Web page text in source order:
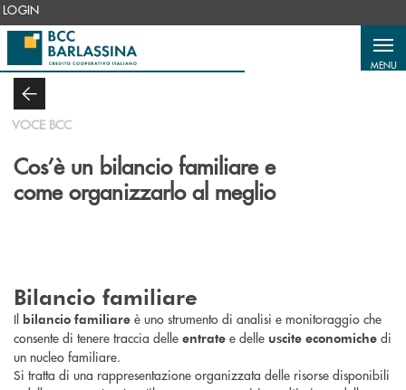
Salta al contenuto principale
LOGIN
MENU
VOCE BCC
Cos’è un bilancio familiare e
come organizzarlo al meglio
Bilancio familiare
Il bilancio familiare è uno strumento di analisi e monitoraggio che
consente di tenere traccia delle entrate e delle uscite economiche di
un nucleo familiare.
Si tratta di una rappresentazione organizzata delle risorse disponibili